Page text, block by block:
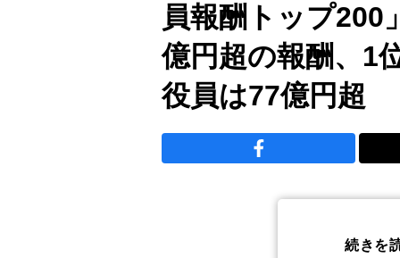
員報酬トップ
億円超の報酬、1
役員は77億円超
続きを